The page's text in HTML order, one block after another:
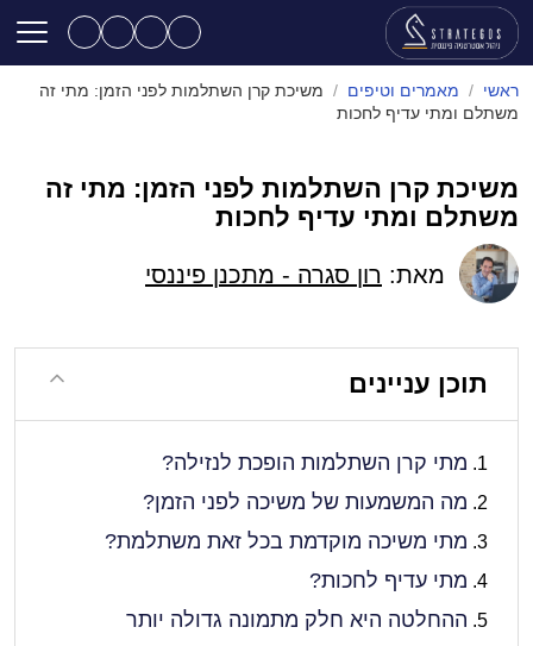
ראשי / מאמרים וטיפים / משיכת קרן השתלמות לפני הזמן: מתי זה
משתלם ומתי עדיף לחכות
משיכת קרן השתלמות לפני הזמן: מתי זה
משתלם ומתי עדיף לחכות
מאת: רון סגרה - מתכנן פיננסי
תוכן עניינים
מתי קרן השתלמות הופכת לנזילה?
מה המשמעות של משיכה לפני הזמן?
מתי משיכה מוקדמת בכל זאת משתלמת?
מתי עדיף לחכות?
ההחלטה היא חלק מתמונה גדולה יותר